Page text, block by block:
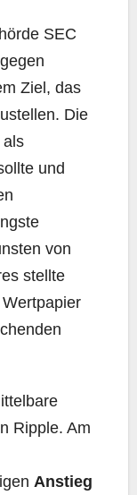
SEC
Ziel, das
Die
als
und
von
stellte
Ripple. Am
Anstieg